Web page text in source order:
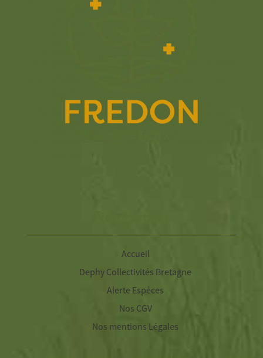
Accueil
Dephy Collectivités Bretagne
Alerte Espèces
Nos CGV
Nos mentions Légales